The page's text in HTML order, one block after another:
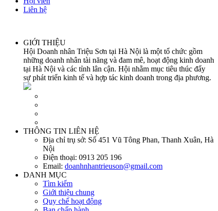
Liên hệ
GIỚI THIỆU
Hội Doanh nhân Triệu Sơn tại Hà Nội là một tổ chức gồm
những doanh nhân tài năng và đam mê, hoạt động kinh doanh
tại Hà Nội và các tỉnh lân cận. Hội nhằm mục tiêu thúc đẩy
sự phát triển kinh tế và hợp tác kinh doanh trong địa phương.
THÔNG TIN LIÊN HỆ
Địa chỉ trụ sở: Số 451 Vũ Tông Phan, Thanh Xuân, Hà
Nội
Điện thoại: 0913 205 196
Email: doanhnhantrieuson@gmail.com
DANH MỤC
Tìm kiếm
Giới thiệu chung
Quy chế hoạt động